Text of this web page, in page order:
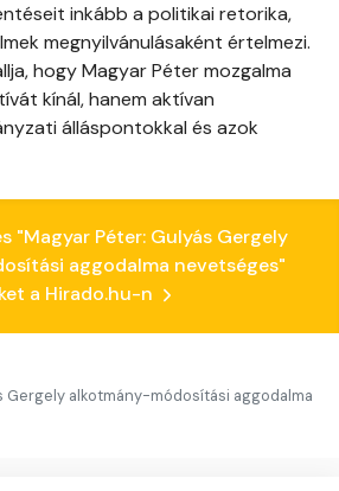
inkább a politikai retorika,
megnyilvánulásaként értelmezi.
hogy Magyar Péter mozgalma
kínál, hanem aktívan
álláspontokkal és azok
"Magyar Péter: Gulyás Gergely
aggodalma nevetséges"
a Hirado.hu-n
Gergely alkotmány-módosítási aggodalma